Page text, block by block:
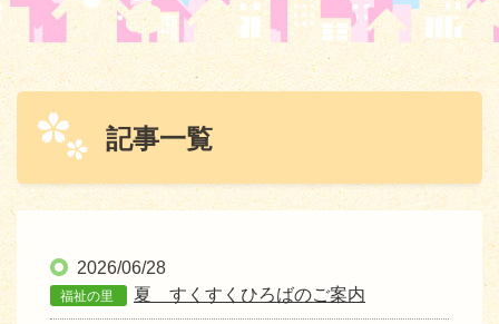
記事一覧
2026/06/28
福祉の里 夏 すくすくひろばのご案内